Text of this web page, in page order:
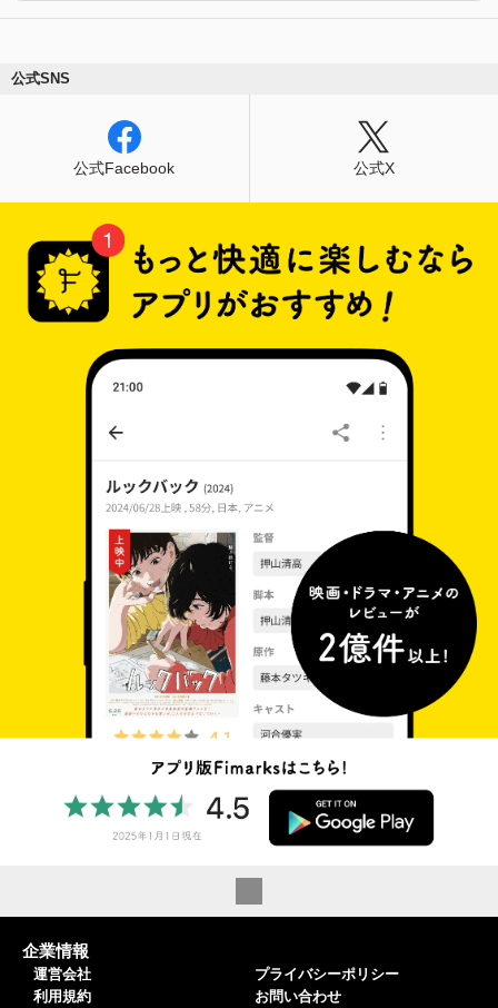
公式SNS
公式Facebook 公式X
企業情報
運営会社
利用規約
プライバシーポリシー
お問い合わせ